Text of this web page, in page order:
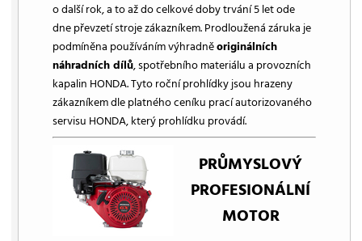
o další rok, a to až do celkové doby trvání 5 let ode
dne převzetí stroje zákazníkem. Prodloužená záruka je
podmíněna používáním výhradněoriginálních
náhradních dílů, spotřebního materiálu a provozních
kapalin HONDA. Tyto roční prohlídky jsou hrazeny
zákazníkem dle platného ceníku prací autorizovaného
servisu HONDA, který prohlídku provádí.
PRŮMYSLOVÝ
PROFESIONÁLNÍ
MOTOR